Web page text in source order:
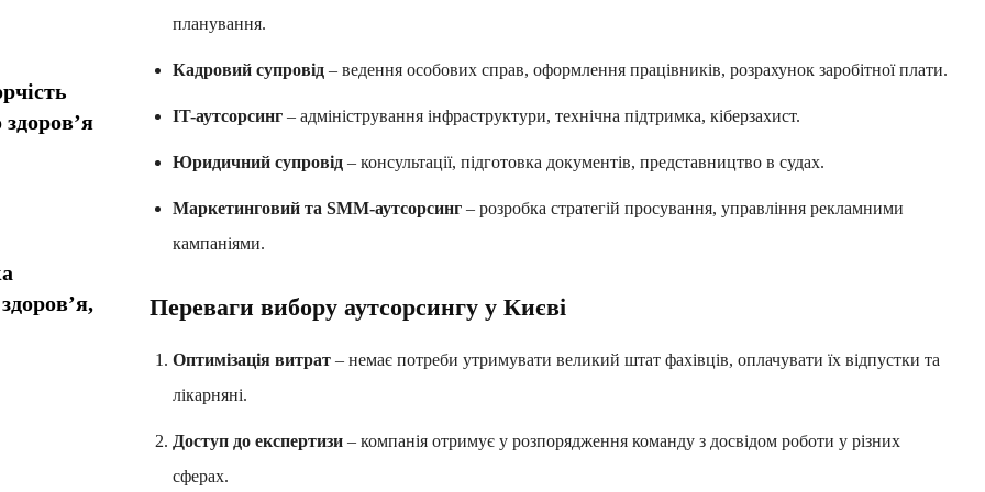
планування.
Кадровий супровід – ведення особових справ, оформлення працівників, розрахунок заробітної плати.
IT-аутсорсинг – адміністрування інфраструктури, технічна підтримка, кіберзахист.
Юридичний супровід – консультації, підготовка документів, представництво в судах.
Маркетинговий та SMM-аутсорсинг – розробка стратегій просування, управління рекламними
кампаніями.
Переваги вибору аутсорсингу у Києві
Оптимізація витрат – немає потреби утримувати великий штат фахівців, оплачувати їх відпустки та
лікарняні.
Доступ до експертизи – компанія отримує у розпорядження команду з досвідом роботи у різних
сферах.